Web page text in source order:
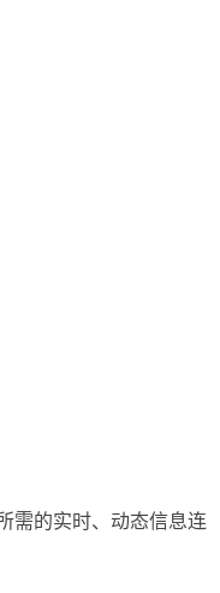
需的实时、动态信息连